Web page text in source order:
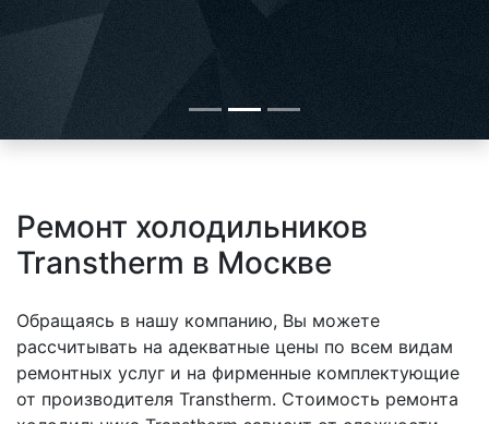
Ремонт холодильников
Transtherm в Москве
Обращаясь в нашу компанию, Вы можете
рассчитывать на адекватные цены по всем видам
ремонтных услуг и на фирменные комплектующие
от производителя Transtherm. Стоимость ремонта